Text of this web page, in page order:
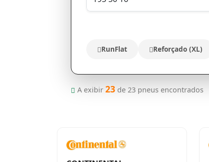
RunFlat Reforçado (XL)
A exibir 23de 23pneus encontrados